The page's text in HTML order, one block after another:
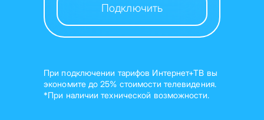
Подключить
При подключении тарифов Интернет+ТВ вы
экономите до 25% стоимости телевидения.
*При наличии технической возможности.